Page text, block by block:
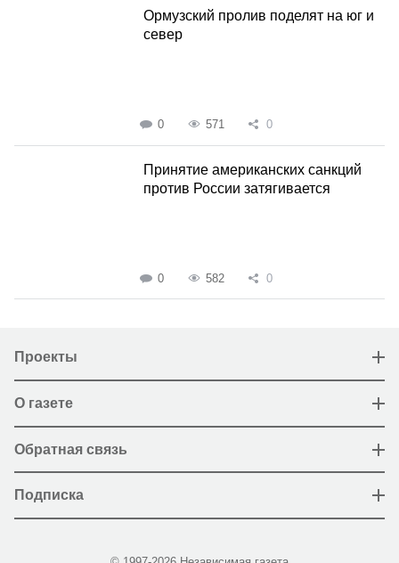
Ормузский пролив поделят на юг и
север
0 571 0
Принятие американских санкций
против России затягивается
0 582 0
Проекты
О газете
Обратная связь
Подписка